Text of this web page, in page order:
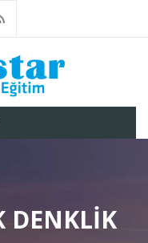
DENKLIK